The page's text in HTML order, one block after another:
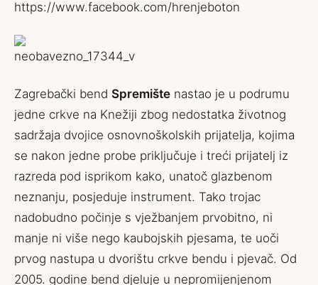
https://www.facebook.com/hrenjeboton
Zagrebački bend Spremište nastao je u podrumu
jedne crkve na Knežiji zbog nedostatka životnog
sadržaja dvojice osnovnoškolskih prijatelja, kojima
se nakon jedne probe priključuje i treći prijatelj iz
razreda pod isprikom kako, unatoč glazbenom
neznanju, posjeduje instrument. Tako trojac
nadobudno počinje s vježbanjem prvobitno, ni
manje ni više nego kaubojskih pjesama, te uoči
prvog nastupa u dvorištu crkve bendu i pjevač. Od
2005. godine bend djeluje u nepromijenjenom